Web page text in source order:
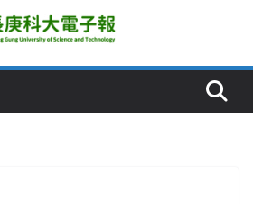
科大締結策略聯盟 培育護理尖兵
穩居《遠見》醫學大學第5名 辦學實力再